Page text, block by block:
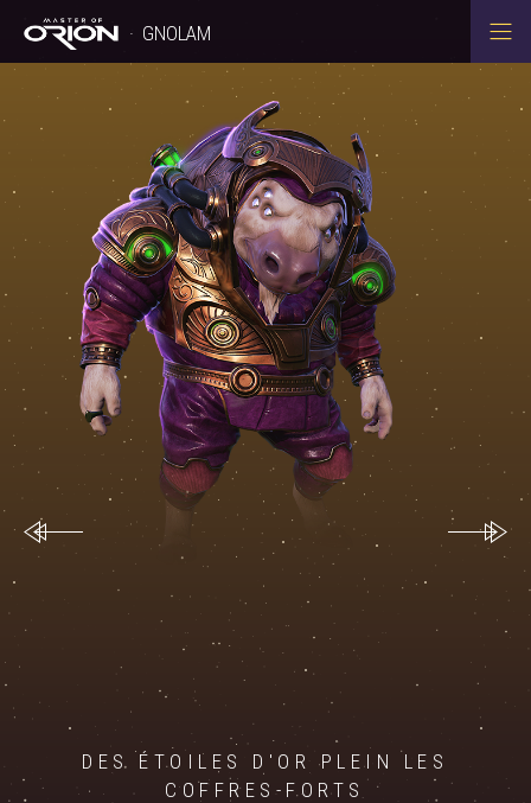
GNOLAM
DES ÉTOILES D'OR PLEIN LES
COFFRES-FORTS